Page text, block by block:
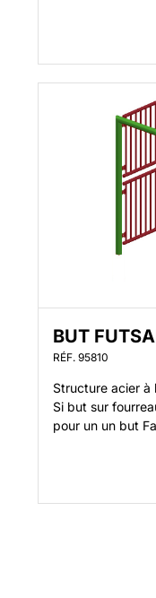
BUT
RÉF. 95810
Structure acier à
Si but sur
pour un un but